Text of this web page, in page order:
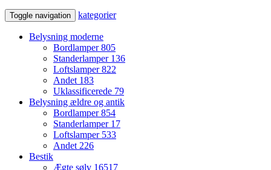
Toggle navigation kategorier
Belysning moderne
Bordlamper805
Standerlamper 136
Loftslamper822
Andet 183
Uklassificerede 79
Belysning ældre og antik
Bordlamper854
Standerlamper 17
Loftslamper 533
Andet 226
Bestik
Ægte sølv 16517